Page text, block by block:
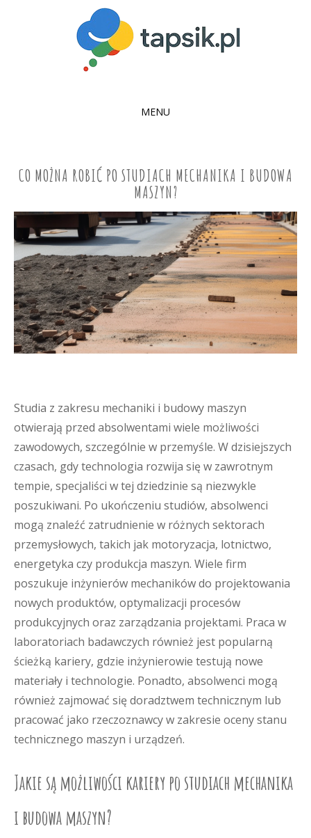
MENU
CONTENT
CO MOŻNA ROBIĆ PO STUDIACH MECHANIKA I BUDOWA
MASZYN?
Studia z zakresu mechaniki i budowy maszyn
otwierają przed absolwentami wiele możliwości
zawodowych, szczególnie w przemyśle. W dzisiejszych
czasach, gdy technologia rozwija się w zawrotnym
tempie, specjaliści w tej dziedzinie są niezwykle
poszukiwani. Po ukończeniu studiów, absolwenci
mogą znaleźć zatrudnienie w różnych sektorach
przemysłowych, takich jak motoryzacja, lotnictwo,
energetyka czy produkcja maszyn. Wiele firm
poszukuje inżynierów mechaników do projektowania
nowych produktów, optymalizacji procesów
produkcyjnych oraz zarządzania projektami. Praca w
laboratoriach badawczych również jest popularną
ścieżką kariery, gdzie inżynierowie testują nowe
materiały i technologie. Ponadto, absolwenci mogą
również zajmować się doradztwem technicznym lub
pracować jako rzeczoznawcy w zakresie oceny stanu
technicznego maszyn i urządzeń.
Jakie są możliwości kariery po studiach mechanika
i budowa maszyn?